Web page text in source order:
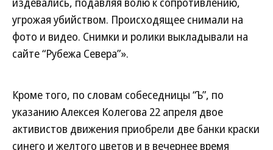
угрожая убийством. Происходящее снимали на
фото и видео. Снимки и ролики выкладывали на
сайте “Рубежа Севера”».
Кроме того, по словам собеседницы “Ъ”, по
указанию Алексея Колегова 22 апреля двое
активистов движения приобрели две банки краски
синего и желтого цветов и в вечернее время